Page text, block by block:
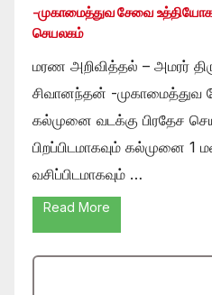
-முகாமைத்துவ சேவை
செயலகம்
மரண அறிவித்தல் – அமரர்
சிவானந்தன் -முகாமைத்துவ
கல்முனை வடக்கு பிரதேச
பிறப்பிடமாகவும் கல்முனை
வசிப்பிடமாகவும் …
Read More